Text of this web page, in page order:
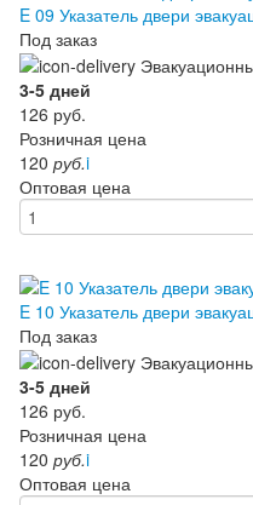
E 09 Указатель двери
Под заказ
3-5 дней
126 руб.
Розничная цена
120 руб.i
Оптовая цена
E 10 Указатель двери
Под заказ
3-5 дней
126 руб.
Розничная цена
120 руб.i
Оптовая цена